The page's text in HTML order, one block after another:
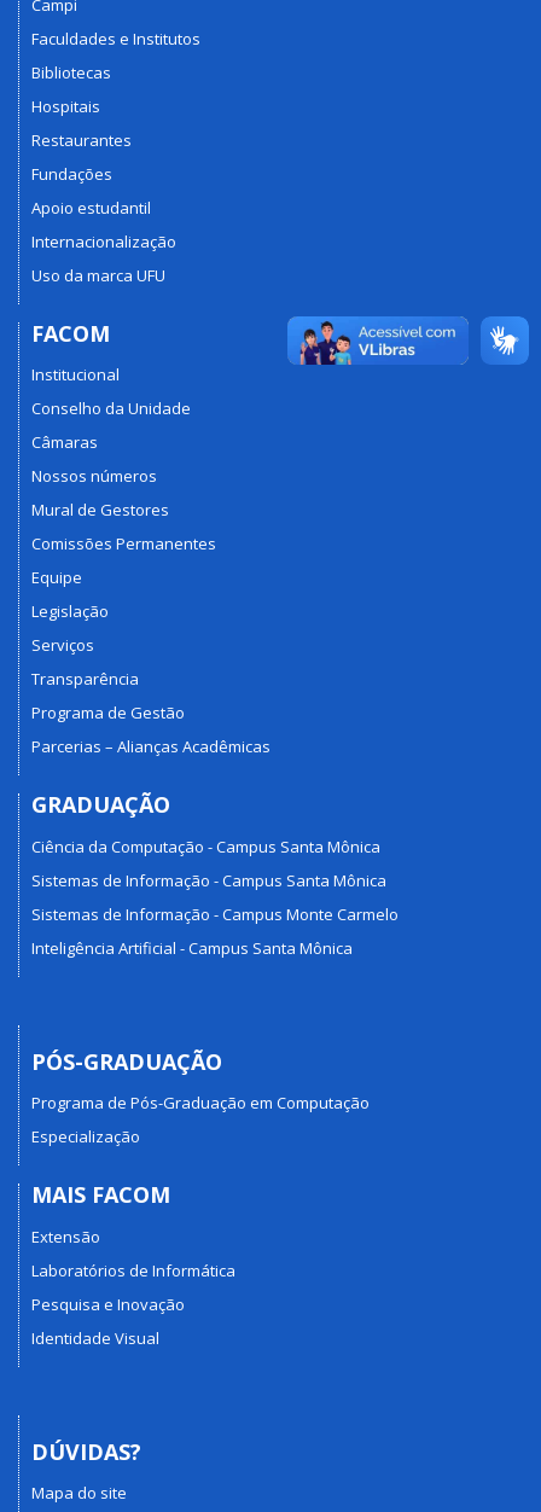
Campi
Faculdades e Institutos
Bibliotecas
Hospitais
Restaurantes
Fundações
Apoio estudantil
Internacionalização
Uso da marca UFU
FACOM
Institucional
Conselho da Unidade
Câmaras
Nossos números
Mural de Gestores
Comissões Permanentes
Equipe
Legislação
Serviços
Transparência
Programa de Gestão
Parcerias – Alianças Acadêmicas
GRADUAÇÃO
Ciência da Computação - Campus Santa Mônica
Sistemas de Informação - Campus Santa Mônica
Sistemas de Informação - Campus Monte Carmelo
Inteligência Artificial - Campus Santa Mônica
PÓS-GRADUAÇÃO
Programa de Pós-Graduação em Computação
Especialização
MAIS FACOM
Extensão
Laboratórios de Informática
Pesquisa e Inovação
Identidade Visual
DÚVIDAS?
Mapa do site